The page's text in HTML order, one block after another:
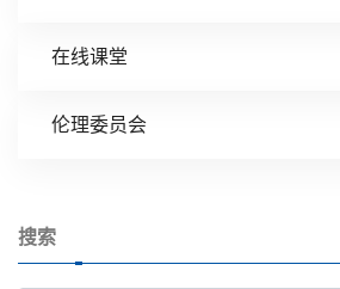
在线课堂
伦理委员会
搜索